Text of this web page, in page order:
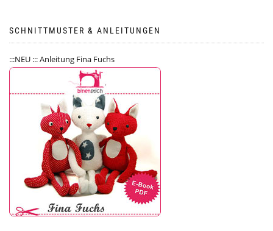
SCHNITTMUSTER & ANLEITUNGEN
:::NEU ::: Anleitung Fina Fuchs